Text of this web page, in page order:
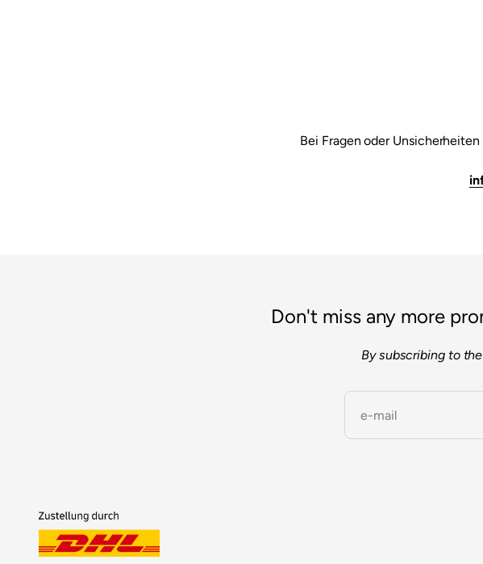
Bei Fragen oder
Don't miss any more
By subscribing to
e-mail